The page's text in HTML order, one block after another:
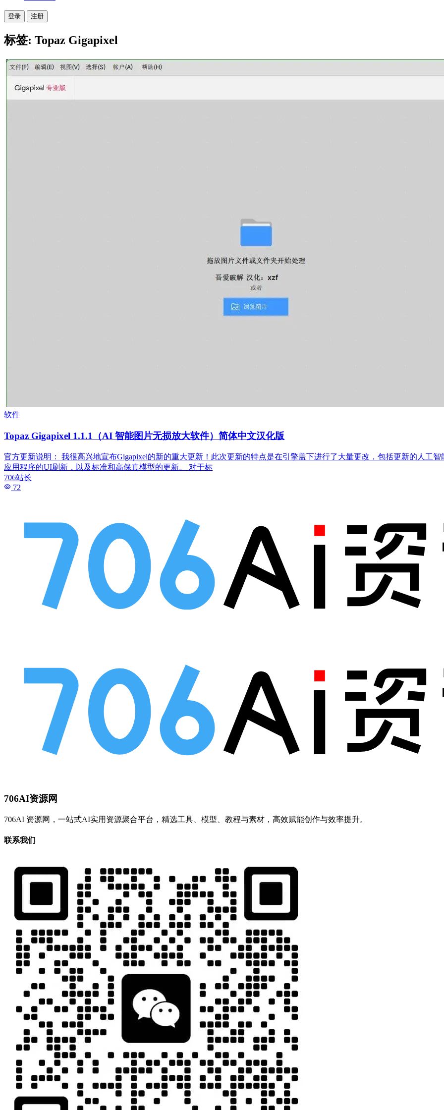
登录 注册
标签: Topaz Gigapixel
软件
Topaz Gigapixel 1.1.1（AI 智能图片无损放大软件）简体中文汉化版
官方更新说明： 我很高兴地宣布Gigapixel的新的重大更新！此次更新的特点是在引擎盖下进行了大量更改，包括更新的人工
应用程序的UI刷新，以及标准和高保真模型的更新。 对于标
706站长
72
706AI资源网
706AI 资源网，一站式AI实用资源聚合平台，精选工具、模型、教程与素材，高效赋能创作与效率提升。
联系我们